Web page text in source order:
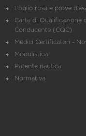
Foglio rosa e prove
Carta di Qualificazione
Conducente (CQC)
Medici Certificatori -
Modulistica
Patente nautica
Normativa